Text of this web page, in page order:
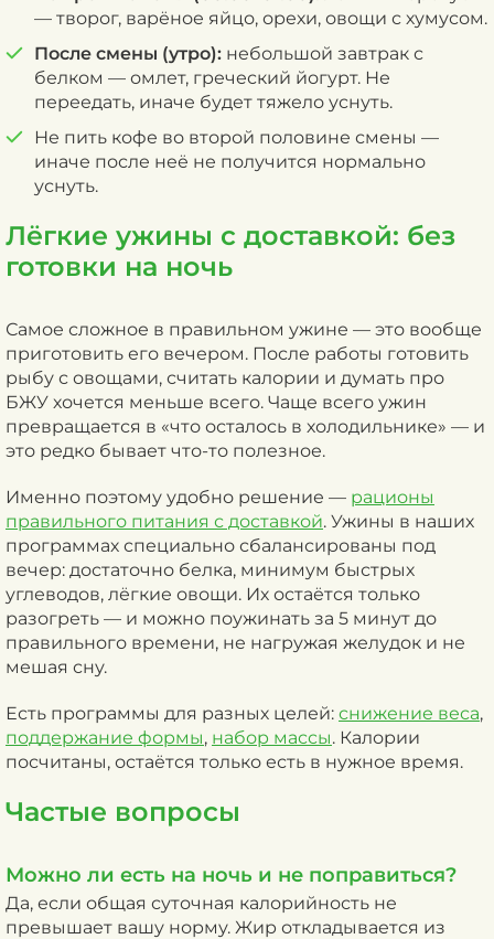
— творог, варёное яйцо, орехи, овощи с хумусом.
После смены (утро): небольшой завтрак с
белком — омлет, греческий йогурт. Не
переедать, иначе будет тяжело уснуть.
Не пить кофе во второй половине смены —
иначе после неё не получится нормально
уснуть.
Лёгкие ужины с доставкой: без
готовки на ночь
Самое сложное в правильном ужине — это вообще
приготовить его вечером. После работы готовить
рыбу с овощами, считать калории и думать про
БЖУ хочется меньше всего. Чаще всего ужин
превращается в «что осталось в холодильнике» — и
это редко бывает что-то полезное.
Именно поэтому удобно решение — рационы
правильного питания с доставкой. Ужины в наших
программах специально сбалансированы под
вечер: достаточно белка, минимум быстрых
углеводов, лёгкие овощи. Их остаётся только
разогреть — и можно поужинать за 5 минут до
правильного времени, не нагружая желудок и не
мешая сну.
Есть программы для разных целей: снижение веса,
поддержание формы, набор массы. Калории
посчитаны, остаётся только есть в нужное время.
Частые вопросы
Можно ли есть на ночь и не поправиться?
Да, если общая суточная калорийность не
превышает вашу норму. Жир откладывается из